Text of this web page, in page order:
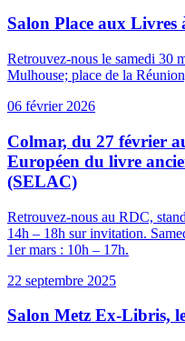
Salon Place aux Livres
Retrouvez-nous le samedi 30
Mulhouse; place de la
06 février 2026
Colmar, du 27 février
Européen du livre
(SELAC)
Retrouvez-nous au RDC,
14h – 18h sur invitation.
1er mars : 10h – 17h.
22 septembre 2025
Salon Metz Ex-Libris,